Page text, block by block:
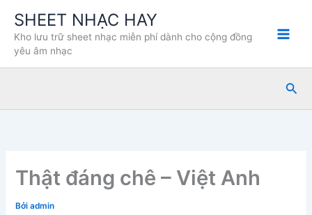
dung
SHEET NHẠC HAY
Kho lưu trữ sheet nhạc miễn phí dành cho cộng đồng
yêu âm nhạc
Tìm
Thật đáng chê – Việt Anh
Bởiadmin